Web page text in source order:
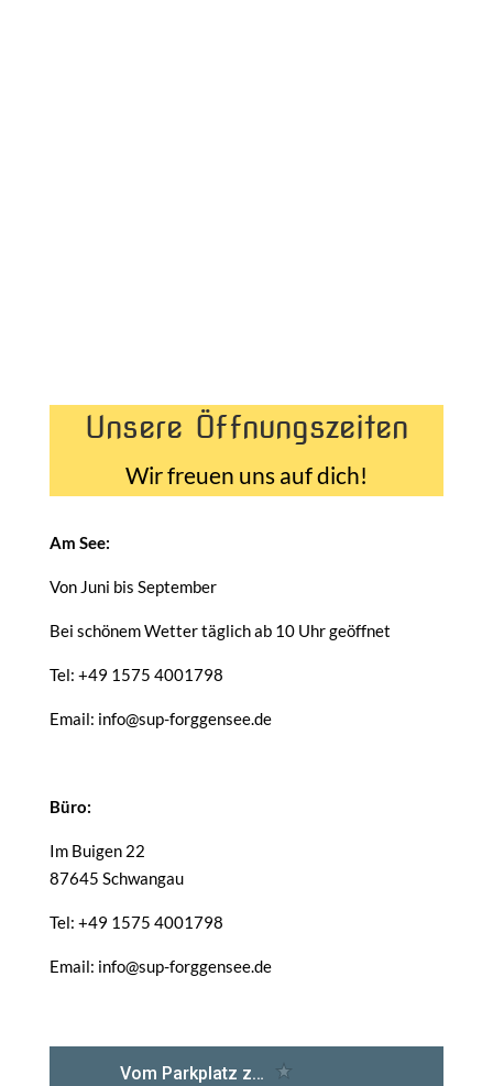
Unsere Öffnungszeiten
Wir freuen uns auf dich!
Am See:
Von Juni bis September
Bei schönem Wetter täglich ab 10 Uhr geöffnet
Tel: +49 1575 4001798
Email: info@sup-forggensee.de
Büro:
Im Buigen 22
87645 Schwangau
Tel: +49 1575 4001798
Email: info@sup-forggensee.de